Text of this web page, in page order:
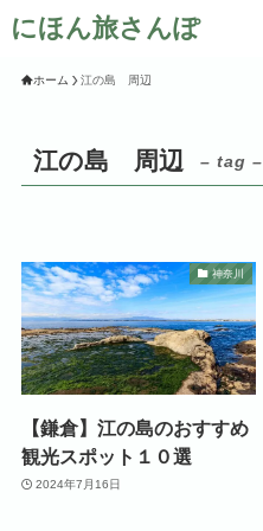
にほん旅さんぽ
ホーム 江の島 周辺
江の島 周辺 – tag –
神奈川
【鎌倉】江の島のおすすめ
観光スポット１０選
2024年7月16日